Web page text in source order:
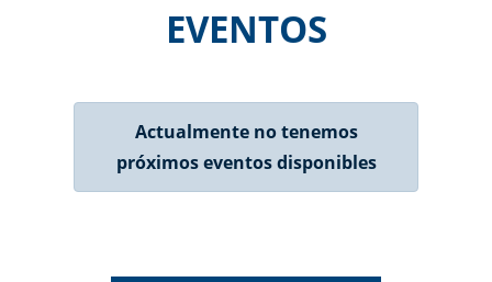
EVENTOS
Actualmente no tenemos
próximos eventos disponibles